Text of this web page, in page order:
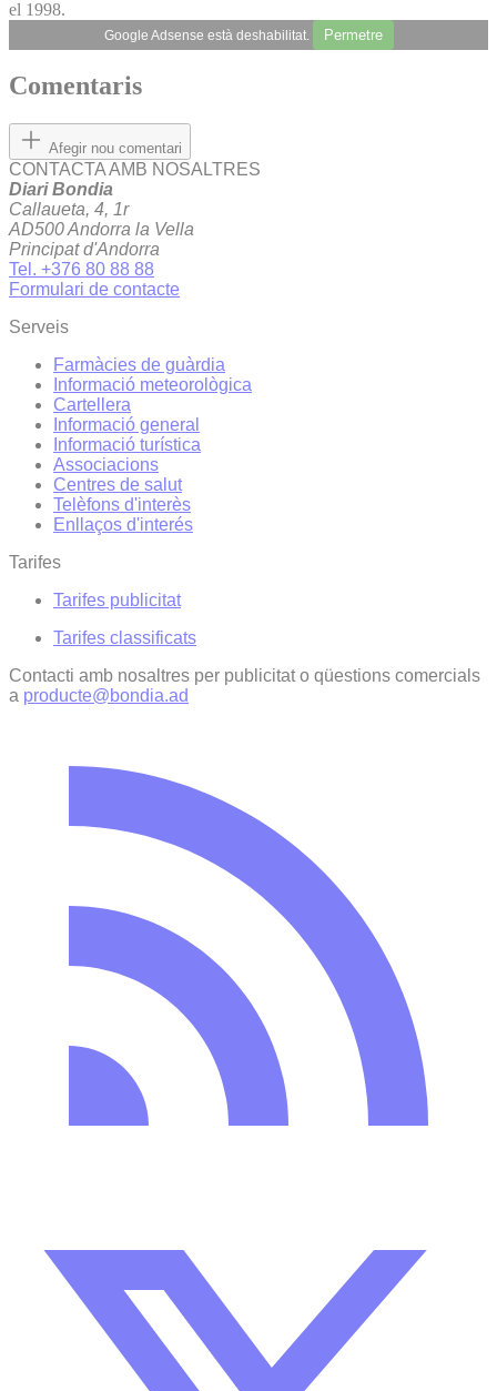
el 1998.
Google Adsense està deshabilitat. Permetre
Comentaris
Afegir nou comentari
CONTACTA AMB NOSALTRES
Diari Bondia
Callaueta, 4, 1r
AD500 Andorra la Vella
Principat d'Andorra
Tel. +376 80 88 88
Formulari de contacte
Serveis
Farmàcies de guàrdia
Informació meteorològica
Cartellera
Informació general
Informació turística
Associacions
Centres de salut
Telèfons d'interès
Enllaços d'interés
Tarifes
Tarifes publicitat
Tarifes classificats
Contacti amb nosaltres per publicitat o qüestions comercials
a producte@bondia.ad